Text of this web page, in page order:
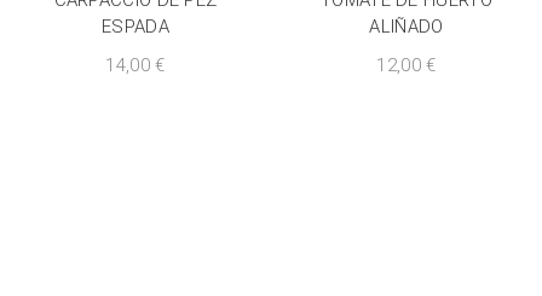
ESPADA
14,00€
ALIÑADO
12,00€